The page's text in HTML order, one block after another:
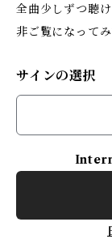
全曲少しずつ聴
非ご覧になって
サインの選択